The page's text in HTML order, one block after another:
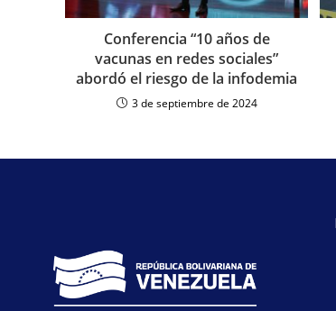
Conferencia “10 años de
vacunas en redes sociales”
abordó el riesgo de la infodemia
3 de septiembre de 2024